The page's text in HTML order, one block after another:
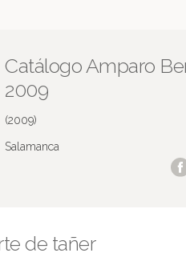
Catálogo Amparo
2009
(2009)
Salamanca
de tañer